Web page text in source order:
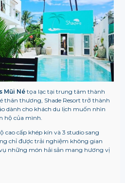
Mũi Nétọa lạc tại trung tâm thành
thân thương, Shade Resort trở thành
dành cho khách du lịch muốn nhìn
hộ của mình.
cao cấp khép kín và 3 studio sang
chỉ được trải nghiệm không gian
những món hải sản mang hương vị